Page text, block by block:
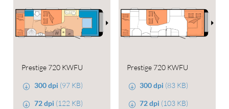
Prestige 720 KWFU
300 dpi (97 KB)
72 dpi (122 KB)
Prestige 720 KWFU
300 dpi (83 KB)
72 dpi (103 KB)